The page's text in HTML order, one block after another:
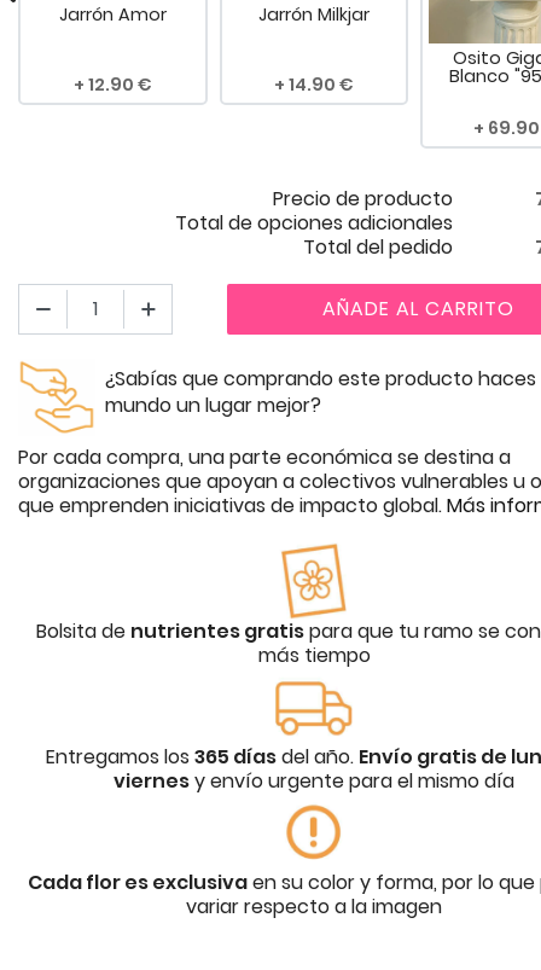
Jarrón Amor
12.90
Jarrón Milkjar
14.90
Osito
Blanco
69.90
Precio de producto
Total de opciones adicionales
Total del pedido
AÑADE AL CARRITO
¿Sabías que comprando este producto haces
mundo un lugar mejor?
Por cada compra, una parte económica se destina a
organizaciones que apoyan a colectivos vulnerables u
que emprenden iniciativas de impacto global.Más
Bolsita de nutrientes gratispara que tu ramo se
más tiempo
Entregamos los 365 díasdel año. Envío gratis de
viernesy envío urgente para el mismo día
Cada flor es exclusivaen su color y forma, por lo
variar respecto a la imagen